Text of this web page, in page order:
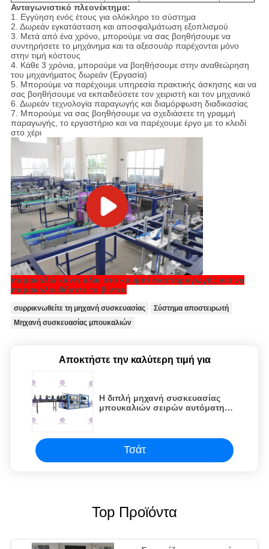
Ανταγωνιστικό πλεονέκτημα:
1. Εγγύηση ενός έτους για ολόκληρο το σύστημα
2. Δωρεάν εγκατάσταση και αποσφαλμάτωση εξοπλισμού
3. Μετά από ένα χρόνο, μπορούμε να σας βοηθήσουμε να
συντηρήσετε το μηχάνημα και τα αξεσουάρ παρέχονται μόνο
στην τιμή κόστους
4. Κάθε 3 χρόνια, μπορούμε να βοηθήσουμε στην αναθεώρηση
του μηχανήματος δωρεάν (Εργασία)
5. Μπορούμε να παρέχουμε υπηρεσία πρακτικής άσκησης και να
σας βοηθήσουμε να εκπαιδεύσετε τον χειριστή και τον μηχανικό
6. Δωρεάν τεχνολογία παραγωγής και διαμόρφωση διαδικασίας
7. Μπορούμε να σας βοηθήσουμε να σχεδιάσετε τη γραμμή
παραγωγής, το εργαστήριο και να παρέχουμε έργο με το κλειδί
στο χέρι
παρακαλώ κάντε κλικ στο κουμπί αναπαραγωγής για να
παρακολουθήσετε το βίντεο
συρρικνωθείτε τη μηχανή συσκευασίας
Σύστημα αποστειρωτή
Μηχανή συσκευασίας μπουκαλιών
Αποκτήστε την καλύτερη τιμή για
Η διπλή μηχανή συσκευασίας
μπουκαλιών σειρών αυτόματη
Τσάτ
Top Προϊόντα